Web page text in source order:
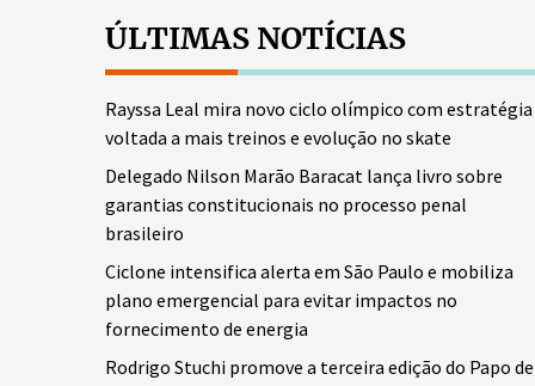
ÚLTIMAS NOTÍCIAS
Rayssa Leal mira novo ciclo olímpico com estratégia
voltada a mais treinos e evolução no skate
Delegado Nilson Marão Baracat lança livro sobre
garantias constitucionais no processo penal
brasileiro
Ciclone intensifica alerta em São Paulo e mobiliza
plano emergencial para evitar impactos no
fornecimento de energia
Rodrigo Stuchi promove a terceira edição do Papo de